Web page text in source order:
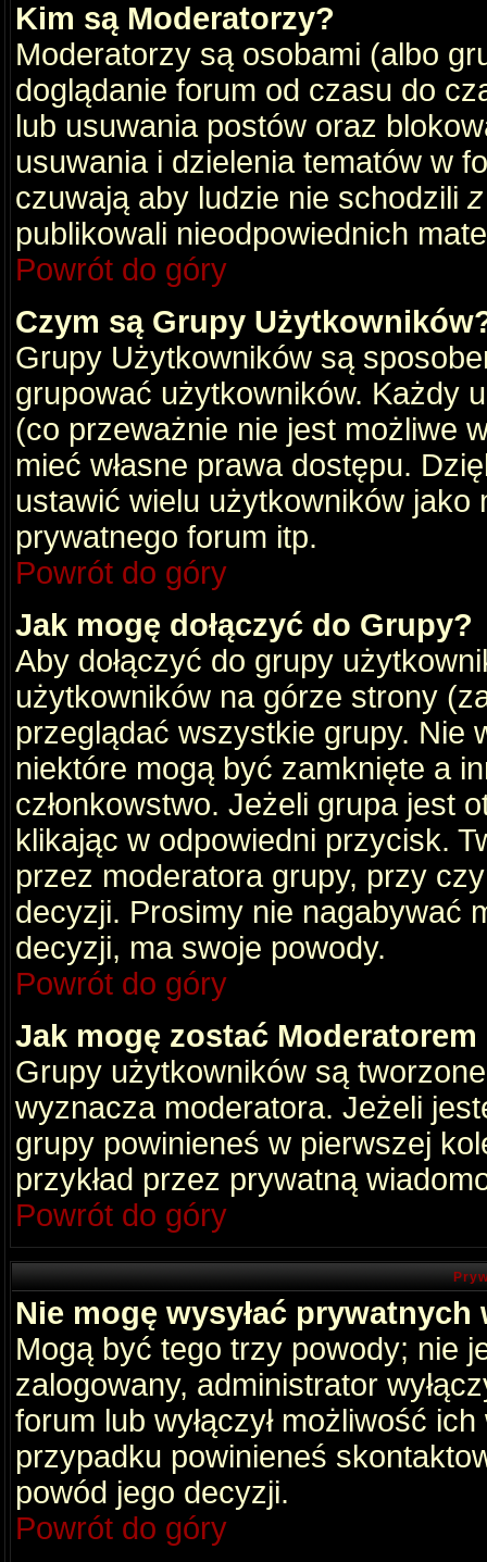
Kim są Moderatorzy?
Moderatorzy są osobami (albo
doglądanie forum od czasu do
lub usuwania postów oraz
usuwania i dzielenia tematów w
czuwają aby ludzie nie schodzili
publikowali nieodpowiednich
Powrót do góry
Czym są Grupy
Grupy Użytkowników są
grupować użytkowników. Każdy
(co przeważnie nie jest możliwe
mieć własne prawa dostępu.
ustawić wielu użytkowników
prywatnego forum itp.
Powrót do góry
Jak mogę dołączyć do Grupy?
Aby dołączyć do grupy
użytkowników na górze strony
przeglądać wszystkie grupy. Nie
niektóre mogą być zamknięte a
członkowstwo. Jeżeli grupa jest
klikając w odpowiedni przycisk.
przez moderatora grupy, przy
decyzji. Prosimy nie nagabywać
decyzji, ma swoje powody.
Powrót do góry
Jak mogę zostać
Grupy użytkowników są
wyznacza moderatora. Jeżeli
grupy powinieneś w pierwszej
przykład przez prywatną
Powrót do góry
Nie mogę wysyłać
Mogą być tego trzy powody; nie
zalogowany, administrator
forum lub wyłączył możliwość
przypadku powinieneś
powód jego decyzji.
Powrót do góry